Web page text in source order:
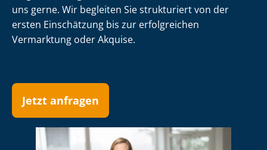
uns gerne. Wir begleiten Sie strukturiert von der
ersten Einschätzung bis zur erfolgreichen
Vermarktung oder Akquise.
Jetzt anfragen